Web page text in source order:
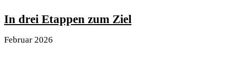
In drei Etappen zum Ziel
Februar 2026